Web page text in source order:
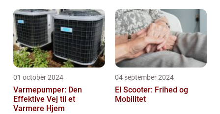
01 october 2024
Varmepumper: Den
Effektive Vej til et
Varmere Hjem
04 september 2024
El Scooter: Frihed og
Mobilitet